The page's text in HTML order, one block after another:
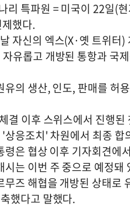
리 특파원 = 미국이 22일(
했다.
자신의 엑스(X·옛 트위
유롭고 개방된 통항과 국
의 생산, 인도, 판매를 허
결 이후 스위스에서 진행
응조치' 차원에서 최종
은 협상 이후 기자회견
는 이번 주 중으로 예정돼
즈 해협을 개방된 상태로
했다고 말했다.